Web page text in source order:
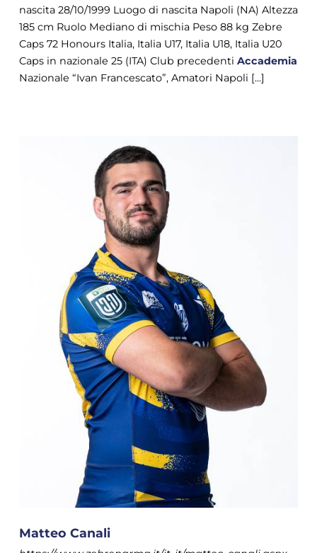
nascita 28/10/1999 Luogo di nascita Napoli (NA) Altezza
185 cm Ruolo Mediano di mischia Peso 88 kg Zebre
Caps 72 Honours Italia, Italia U17, Italia U18, Italia U20
Caps in nazionale 25 (ITA) Club precedenti Accademia
Nazionale “Ivan Francescato”, Amatori Napoli [...]
Matteo Canali